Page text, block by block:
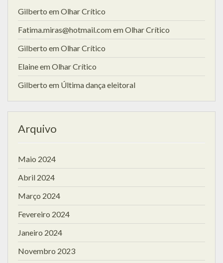
Gilberto emOlhar Crítico
Fatima.miras@hotmail.comemOlhar Crítico
Gilberto emOlhar Crítico
ElaineemOlhar Crítico
Gilberto em Última dança eleitoral
Arquivo
Maio 2024
Abril 2024
Março 2024
Fevereiro 2024
Janeiro 2024
Novembro 2023